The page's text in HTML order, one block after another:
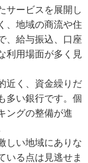
サービスを展開し
、地域の商流や住
、給与振込、口座
利用場面が多く見
近く、資金繰りだ
多い銀行です。個
ングの整備が進
しい地域にありな
いる点は見逃せま